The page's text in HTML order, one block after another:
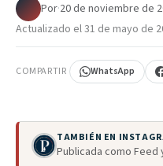
Por·20 de noviembre de
Actualizado el31 de mayo de
COMPARTIR WhatsApp
TAMBIÉN EN
Publicada como Feed